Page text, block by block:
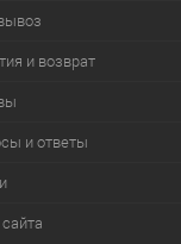
и возврат
и ответы